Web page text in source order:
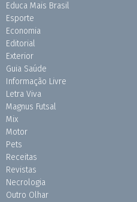
Educa Mais Brasil
Esporte
Economia
Editorial
Exterior
Guia Saúde
Informação Livre
Letra Viva
Magnus Futsal
Mix
Motor
Pets
Receitas
Revistas
Necrologia
Outro Olhar